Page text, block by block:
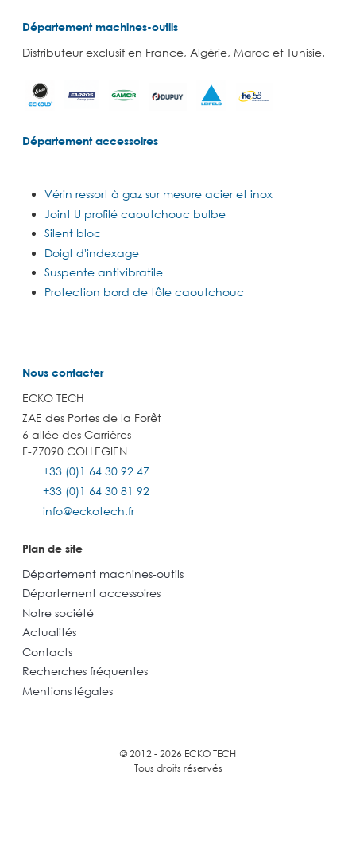
Département machines-outils
Distributeur exclusif en France, Algérie, Maroc et Tunisie.
Département accessoires
Vérin ressort à gaz sur mesure acier et inox
Joint U profilé caoutchouc bulbe
Silent bloc
Doigt d'indexage
Suspente antivibratile
Protection bord de tôle caoutchouc
Nous contacter
ECKO TECH
ZAE des Portes de la Forêt
6 allée des Carrières
F-77090 COLLEGIEN
+33 (0)1 64 30 92 47
+33 (0)1 64 30 81 92
info@eckotech.fr
Plan de site
Département machines-outils
Département accessoires
Notre société
Actualités
Contacts
Recherches fréquentes
Mentions légales
© 2012 - 2026 ECKO TECH
Tous droits réservés